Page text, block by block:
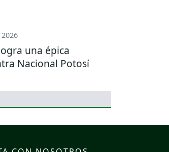
una épica
Nacional Potosí